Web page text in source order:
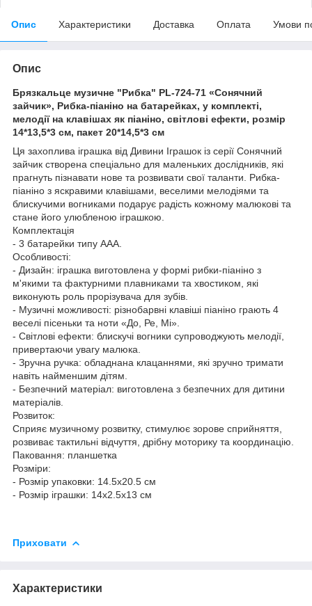
Опис Характеристики Доставка Оплата Умови
Опис
Брязкальце музичне "Рибка" PL-724-71 «Сонячний
зайчик», Рибка-піаніно на батарейках, у комплекті,
мелодії на клавішах як піаніно, світлові ефекти, розмір
14*13,5*3 см, пакет 20*14,5*3 см
Ця захоплива іграшка від Дивини Іграшок із серії Сонячний
зайчик створена спеціально для маленьких дослідників, які
прагнуть пізнавати нове та розвивати свої таланти. Рибка-
піаніно з яскравими клавішами, веселими мелодіями та
блискучими вогниками подарує радість кожному малюкові та
стане його улюбленою іграшкою.
Комплектація
- 3 батарейки типу ААА.
Особливості:
- Дизайн: іграшка виготовлена у формі рибки-піаніно з
м'якими та фактурними плавниками та хвостиком, які
виконують роль прорізувача для зубів.
- Музичні можливості: різнобарвні клавіші піаніно грають 4
веселі пісеньки та ноти «До, Ре, Мі».
- Світлові ефекти: блискучі вогники супроводжують мелодії,
привертаючи увагу малюка.
- Зручна ручка: обладнана клацаннями, які зручно тримати
навіть найменшим дітям.
- Безпечний матеріал: виготовлена з безпечних для дитини
матеріалів.
Розвиток:
Сприяє музичному розвитку, стимулює зорове сприйняття,
розвиває тактильні відчуття, дрібну моторику та координацію.
Паковання: планшетка
Розміри:
- Розмір упаковки: 14.5х20.5 см
- Розмір іграшки: 14х2.5х13 см
Приховати
Характеристики